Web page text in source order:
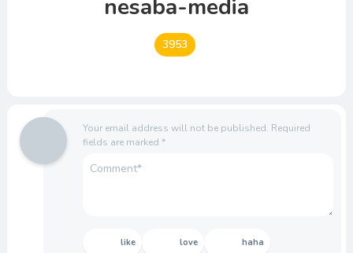
nesaba-media
3953
Your email address will not be published. Required
fields are marked *
like love haha